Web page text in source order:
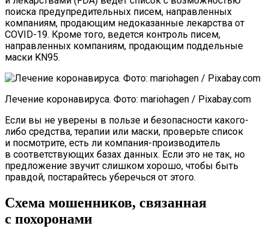
поиска предупредительных писем, направленных
компаниям, продающим недоказанные лекарства от
COVID-19. Кроме того, ведется контроль писем,
направленных компаниям, продающим поддельные
маски KN95.
Лечение коронавируса. Фото: mariohagen / Pixabay.com
Если вы не уверены в пользе и безопасности какого-
либо средства, терапии или маски, проверьте список
и посмотрите, есть ли компания-производитель
в соответствующих базах данных. Если это не так, но
предложение звучит слишком хорошо, чтобы быть
правдой, постарайтесь уберечься от этого.
Схема мошенников, связанная
с похоронами